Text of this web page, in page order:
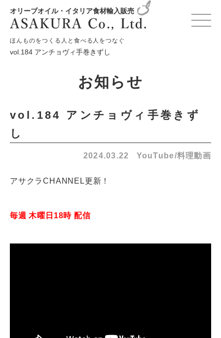
オリーブオイル・イタリア食材輸入販売
ほんものをつくる人と食べる人をつなぐ
HOME お知らせ
YouTube/料理動画
vol.184 アンチョヴィ手巻きずし
お知らせ
vol.184 アンチョヴィ手巻きず
し
2024.03.22 YouTube/料理動画
アサクラCHANNEL更新！
毎週 木曜日18時 配信